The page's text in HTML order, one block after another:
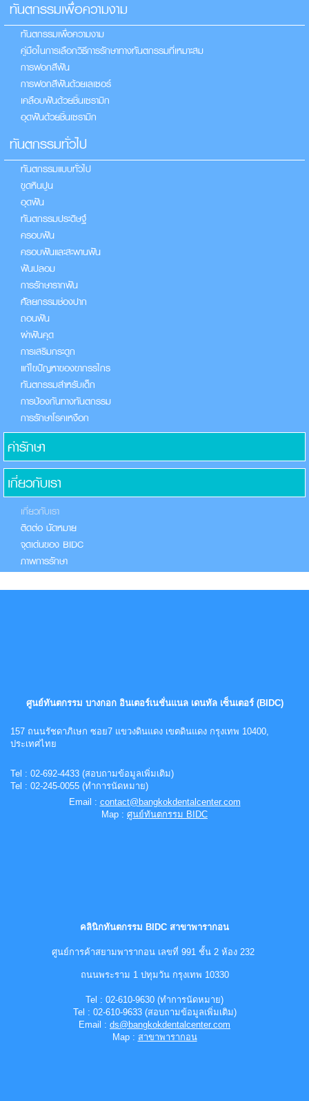
ทันตกรรมเพื่อความงาม
ทันตกรรมเพื่อความงาม
คู่มือในการเลือกวิธีการรักษาทางทันตกรรมที่เหมาะสม
การฟอกสีฟัน
การฟอกสีฟันด้วยเลเซอร์
เคลือบฟันด้วยชิ้นเซรามิก
อุดฟันด้วยชิ้นเซรามิก
ทันตกรรมทั่วไป
ทันตกรรมแบบทั่วไป
ขูดหินปูน
อุดฟัน
ทันตกรรมประดิษฐ์
ครอบฟัน
ครอบฟันและสะพานฟัน
ฟันปลอม
การรักษารากฟัน
ศัลยกรรมช่องปาก
ถอนฟัน
ผ่าฟันคุด
การเสริมกระดูก
แก้ไขปัญหาของขากรรไกร
ทันตกรรมสำหรับเด็ก
การป้องกันทางทันตกรรม
การรักษาโรคเหงือก
ค่ารักษา
เกี่ยวกับเรา
เกี่ยวกับเรา
ติดต่อ นัดหมาย
จุดเด่นของ BIDC
ภาพการรักษา
ศูนย์ทันตกรรม บางกอก อินเตอร์เนชั่นแนล เดนทัล เซ็นเตอร์ (BIDC)
157 ถนนรัชดาภิเษก ซอย7 แขวงดินแดง เขตดินแดง กรุงเทพ 10400,
ประเทศไทย
Tel : 02-692-4433 (สอบถามข้อมูลเพิ่มเติม)
Tel : 02-245-0055 (ทำการนัดหมาย)
Email : contact@bangkokdentalcenter.com
Map : ศูนย์ทันตกรรม BIDC
คลินิกทันตกรรม BIDC สาขาพารากอน
ศูนย์การค้าสยามพารากอน เลขที่ 991 ชั้น 2 ห้อง 232
ถนนพระราม 1 ปทุมวัน กรุงเทพ 10330
Tel : 02-610-9630 (ทำการนัดหมาย)
Tel : 02-610-9633 (สอบถามข้อมูลเพิ่มเติม)
Email : ds@bangkokdentalcenter.com
Map : สาขาพารากอน